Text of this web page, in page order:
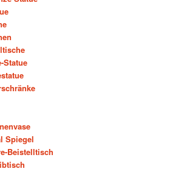
Statue
Spiegel
Beistelltisch